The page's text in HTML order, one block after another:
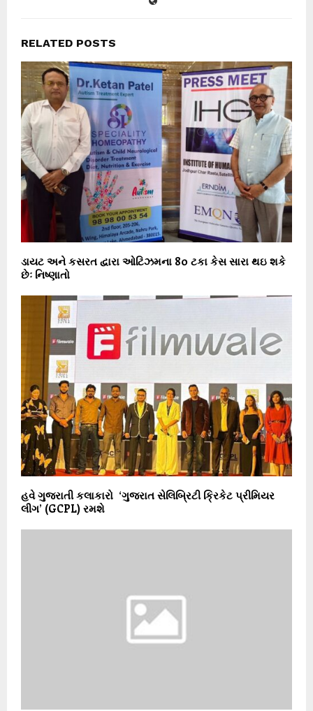
RELATED POSTS
ડાયટ અને કસરત દ્વારા ઓટિઝમના 80 ટકા કેસ સારા થઇ શકે
છેઃ નિષ્ણાતો
હવે ગુજરાતી કલાકારો ‘ગુજરાત સેલિબ્રિટી ક્રિકેટ પ્રીમિયર
લીગ’ (GCPL) રમશે